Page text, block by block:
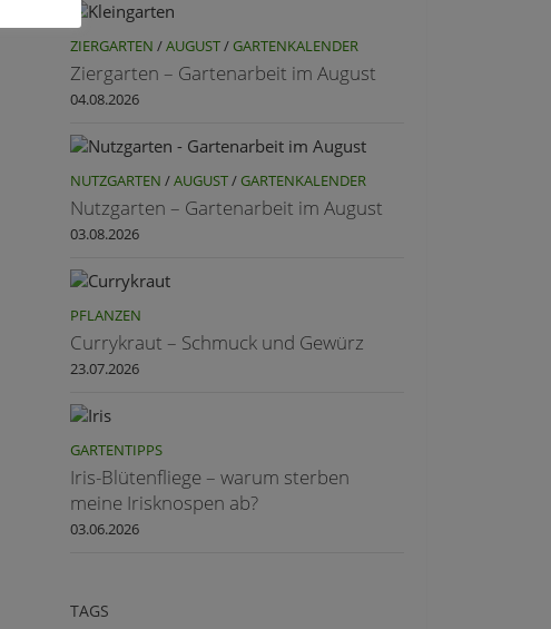
ZIERGARTEN /AUGUST/ GARTENKALENDER
Ziergarten – Gartenarbeit im August
04.08.2026
NUTZGARTEN /AUGUST/ GARTENKALENDER
Nutzgarten – Gartenarbeit im August
03.08.2026
PFLANZEN
Currykraut – Schmuck und Gewürz
23.07.2026
GARTENTIPPS
Iris-Blütenfliege – warum sterben
meine Irisknospen ab?
03.06.2026
TAGS